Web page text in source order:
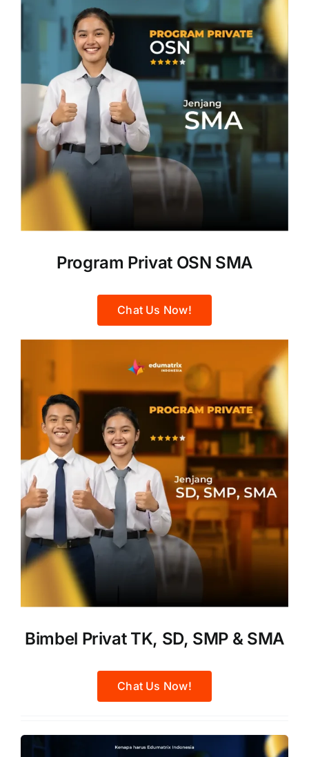
Program Privat OSN SMA
Chat Us Now!
Bimbel Privat TK, SD, SMP & SMA
Chat Us Now!